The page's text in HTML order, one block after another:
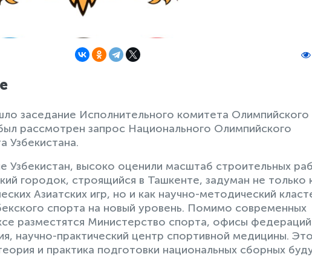
заседание Исполнительного комитета Олимпийского
рассмотрен запрос Национального Олимпийского
Узбекистана.
высоко оценили масштаб строительных
городок, строящийся в Ташкенте, задуман не только
Азиатских игр, но и как научно-методический
спорта на новый уровень. Помимо современных
разместятся Министерство спорта, офисы
научно-практический центр спортивной медицины.
и практика подготовки национальных сборных